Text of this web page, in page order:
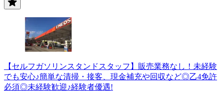
【セルフガソリンスタンドスタッフ】販売業務なし！未経験
でも安心♪簡単な清掃・接客、現金補充や回収など◎乙4免許
必須◎未経験歓迎♪経験者優遇!